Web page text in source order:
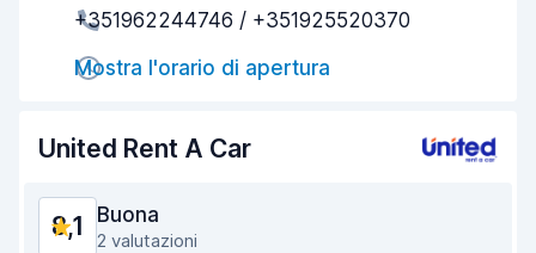
Rapidità del ritiro
Rapidità della riconsegna
+351962244746 / +351925520370
Mostra l'orario di apertura
United Rent A Car
8,1 Buona
2 valutazioni